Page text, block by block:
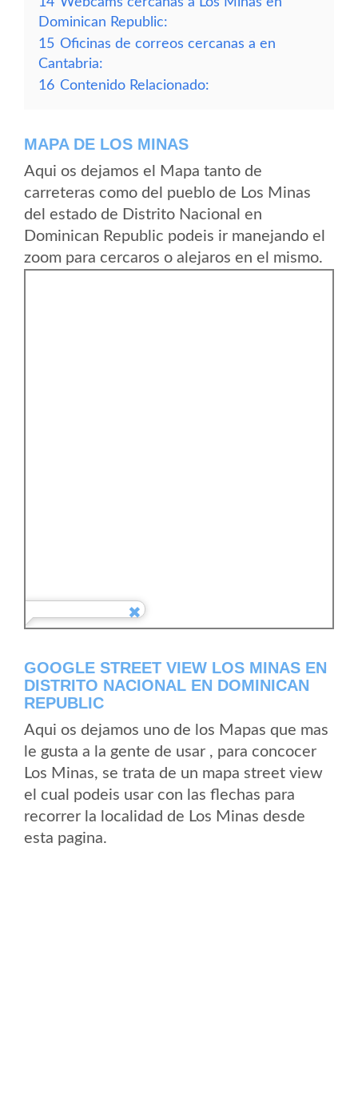
Dominican Republic:
15 Oficinas de correos cercanas a en
Cantabria:
16 Contenido Relacionado:
MAPA DE LOS MINAS
Aqui os dejamos el Mapa tanto de
carreteras como del pueblo de Los Minas
del estado de Distrito Nacional en
Dominican Republic podeis ir manejando el
zoom para cercaros o alejaros en el mismo.
GOOGLE STREET VIEW LOS MINAS EN
DISTRITO NACIONAL EN DOMINICAN
REPUBLIC
Aqui os dejamos uno de los Mapas que mas
le gusta a la gente de usar , para concocer
Los Minas, se trata de un mapa street view
el cual podeis usar con las flechas para
recorrer la localidad de Los Minas desde
esta pagina.